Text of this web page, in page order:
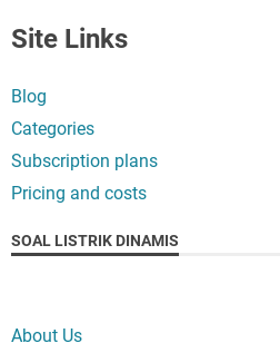
Site Links
Blog
Categories
Subscription plans
Pricing and costs
SOAL LISTRIK DINAMIS
About Us